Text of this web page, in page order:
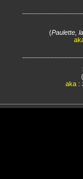
(Paulette,
(
aka :